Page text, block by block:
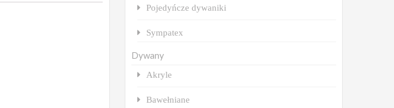
Pojedyńcze dywaniki
Sympatex
Dywany
Akryle
Bawełniane